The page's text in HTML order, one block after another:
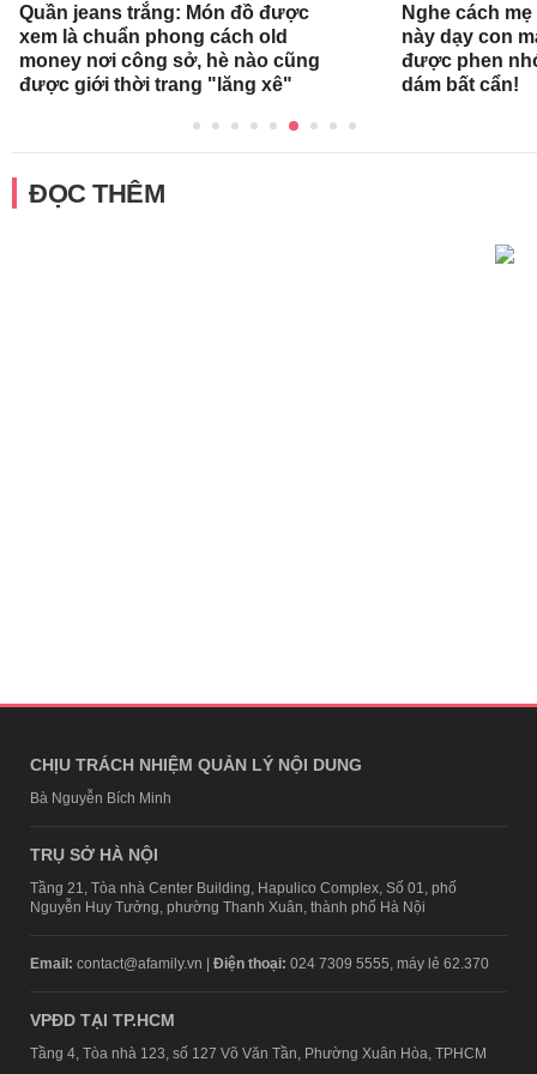
Quần jeans trắng: Món đồ được
xem là chuẩn phong cách old
money nơi công sở, hè nào cũng
được giới thời trang "lăng xê"
Nghe cách
này dạy con
được phen
dám bất cẩn!
ĐỌC THÊM
CHỊU TRÁCH NHIỆM QUẢN LÝ NỘI DUNG
Bà Nguyễn Bích Minh
TRỤ SỞ HÀ NỘI
Tầng 21, Tòa nhà Center Building, Hapulico Complex, Số 01, phố
Nguyễn Huy Tưởng, phường Thanh Xuân, thành phố Hà Nội
Email: contact@afamily.vn | Điện thoại: 024 7309 5555, máy lẻ 62.370
VPĐD TẠI TP.HCM
Tầng 4, Tòa nhà 123, số 127 Võ Văn Tần, Phường Xuân Hòa, TPHCM